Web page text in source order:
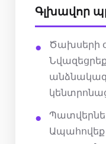
Գլխավոր
Ծախսերի